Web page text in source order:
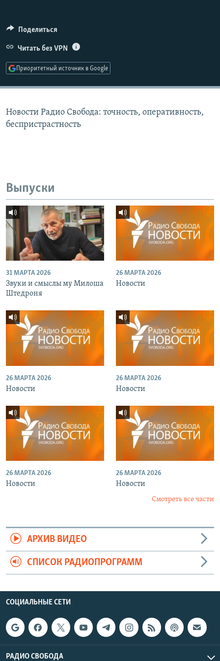
ПОДПИШИТЕСЬ НА РАССЫЛКУ
СОЦИАЛЬНЫЕ СЕТИ
Поделиться
Читать без VPN
Приоритетный источник в Google
Новости Радио Свобода: точность, оперативность,
беспристрастность
Выпуски
31 МАРТА 2026
Звуки и смыслы му Милоша
Штедроня
26 МАРТА 2026
Новости
26 МАРТА 2026
Новости
26 МАРТА 2026
Новости
26 МАРТА 2026
Новости
26 МАРТА 2026
Новости
Смотреть все части
АРХИВ ВИДЕО
СПИСОК РАДИОПРОГРАММ
СОЦИАЛЬНЫЕ СЕТИ
РАДИО СВОБОДА